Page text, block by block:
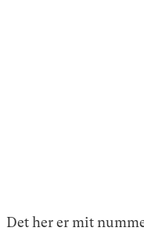
Det her er mit